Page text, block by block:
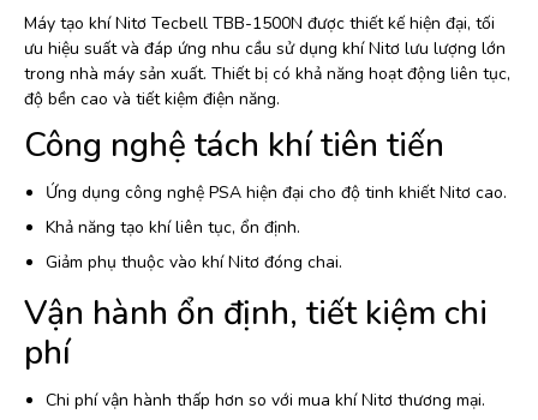
Máy tạo khí Nitơ Tecbell TBB-1500N được thiết kế hiện đại, tối
ưu hiệu suất và đáp ứng nhu cầu sử dụng khí Nitơ lưu lượng lớn
trong nhà máy sản xuất. Thiết bị có khả năng hoạt động liên tục,
độ bền cao và tiết kiệm điện năng.
Công nghệ tách khí tiên tiến
Ứng dụng công nghệ PSA hiện đại cho độ tinh khiết Nitơ cao.
Khả năng tạo khí liên tục, ổn định.
Giảm phụ thuộc vào khí Nitơ đóng chai.
Vận hành ổn định, tiết kiệm chi
phí
Chi phí vận hành thấp hơn so với mua khí Nitơ thương mại.